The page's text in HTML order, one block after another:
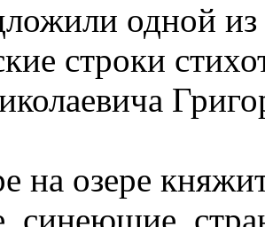
одной из
строки
на озере